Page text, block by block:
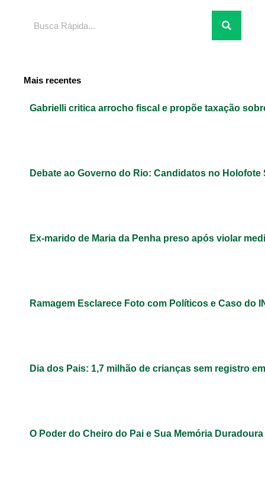
Mais recentes
Gabrielli critica arrocho fiscal e propõe taxação
Debate ao Governo do Rio: Candidatos no Holofote
Ex-marido de Maria da Penha preso após violar
Ramagem Esclarece Foto com Políticos e Caso do
Dia dos Pais: 1,7 milhão de crianças sem registro
O Poder do Cheiro do Pai e Sua Memória Duradoura